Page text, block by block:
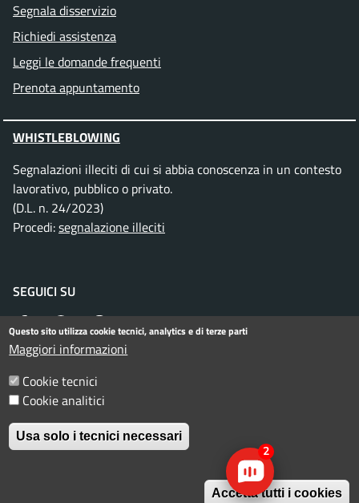
Segnala disservizio
Richiedi assistenza
Leggi le domande frequenti
Prenota appuntamento
WHISTLEBLOWING
Segnalazioni illeciti di cui si abbia conoscenza in un contesto
lavorativo, pubblico o privato.
(D.L. n. 24/2023)
Procedi:segnalazione illeciti
SEGUICI SU
Facebook
Instagram
Telegram
TwitterWhatsApp
YouTube
Menu piè di pagina
Informativa privacy
© Comune di Rimini. Tutti i diritti riservati.
Questo sito utilizza cookie tecnici, analytics e di terze parti
Maggiori informazioni
Cookie tecnici
Cookie analitici
Usa solo i tecnici necessari
Accetta tutti i cookies
2